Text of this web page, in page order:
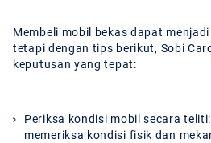
Membeli mobil bekas dapat
tetapi dengan tips berikut, Sobi
keputusan yang tepat:
Periksa kondisi mobil secara teliti:
memeriksa kondisi fisik dan